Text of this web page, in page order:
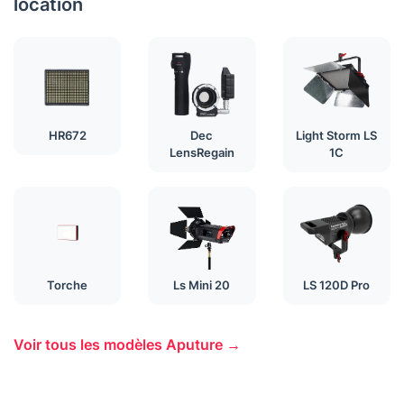
HR672
Dec
LensRegain
Light Storm LS
1C
Torche Ls Mini 20 LS 120D Pro
Voir tous les modèles Aputure →